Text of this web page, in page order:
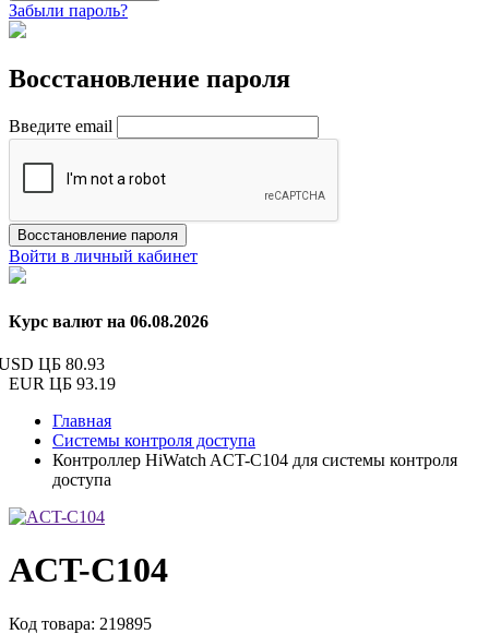
Забыли пароль?
Восстановление пароля
Введите email
Восстановление пароля
Войти в личный кабинет
Курс валют на 06.08.2026
ЦБ 80.93
EUR ЦБ 93.19
Главная
Системы контроля доступа
Контроллер HiWatch ACT-C104 для системы контроля
доступа
ACT-C104
Код товара: 219895